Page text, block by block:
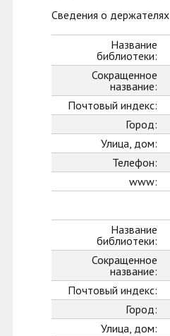
Сведения о держателях
Название
библиотеки:
Сокращенное
название:
Почтовый индекс:
Город:
Улица, дом:
Телефон:
www:
Название
библиотеки:
Сокращенное
название:
Почтовый индекс:
Город:
Улица, дом: